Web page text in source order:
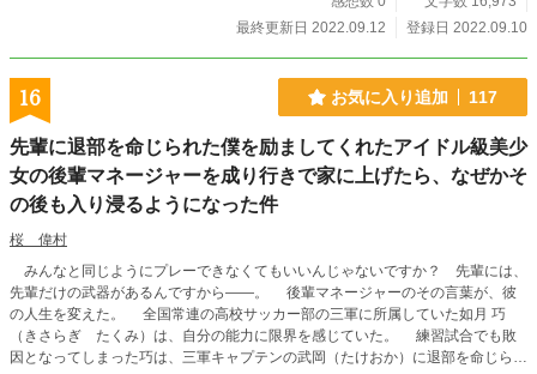
最終更新日 2022.09.12
登録日 2022.09.10
16 お気に入り追加 117
先輩に退部を命じられた僕を励ましてくれたアイドル級美少
女の後輩マネージャーを成り行きで家に上げたら、なぜかそ
の後も入り浸るようになった件
桜 偉村
みんなと同じようにプレーできなくてもいいんじゃないですか？ 先輩には、
先輩だけの武器があるんですから——。 後輩マネージャーのその言葉が、彼
の人生を変えた。 全国常連の高校サッカー部の三軍に所属していた如月 巧
（きさらぎ たくみ）は、自分の能力に限界を感じていた。 練習試合でも敗
因となってしまった巧は、三軍キャプテンの武岡（たけおか）に退部を命じられ